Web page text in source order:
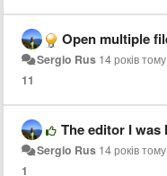
Open multiple
Sergio Rus 14 років тому
11
The editor I
Sergio Rus 14 років тому
1